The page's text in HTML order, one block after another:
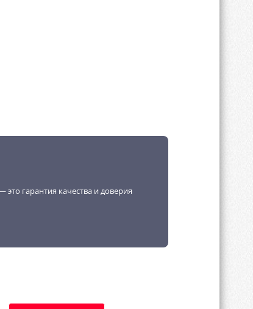
гарантия качества и доверия